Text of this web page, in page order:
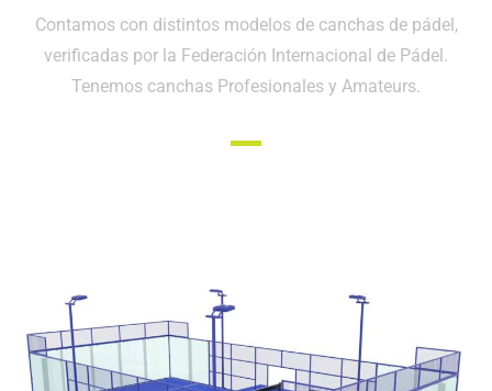
Contamos con distintos modelos de canchas de pádel,
verificadas por la Federación Internacional de Pádel.
Tenemos canchas Profesionales y Amateurs.